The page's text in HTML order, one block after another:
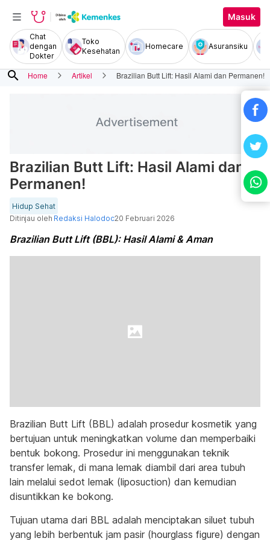
Masuk
Chat
dengan
Dokter
Toko
Kesehatan
Homecare Asuransiku
search Home Artikel Brazilian Butt Lift: Hasil Alami dan Permanen!
Brazilian Butt Lift: Hasil Alami dan
Permanen!
Hidup Sehat
Ditinjau oleh Redaksi Halodoc20 Februari 2026
Brazilian Butt Lift (BBL): Hasil Alami & Aman
Brazilian Butt Lift (BBL) adalah prosedur kosmetik yang
bertujuan untuk meningkatkan volume dan memperbaiki
bentuk bokong. Prosedur ini menggunakan teknik
transfer lemak, di mana lemak diambil dari area tubuh
lain melalui sedot lemak (liposuction) dan kemudian
disuntikkan ke bokong.
Tujuan utama dari BBL adalah menciptakan siluet tubuh
yang lebih berbentuk jam pasir (hourglass figure) dengan